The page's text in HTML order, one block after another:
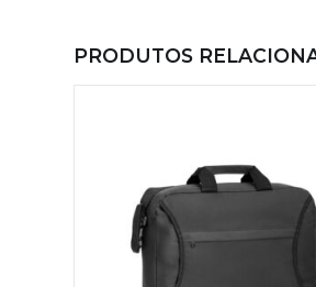
PRODUTOS